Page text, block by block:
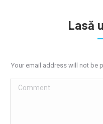
Lasă
Your email address will not be
Comment